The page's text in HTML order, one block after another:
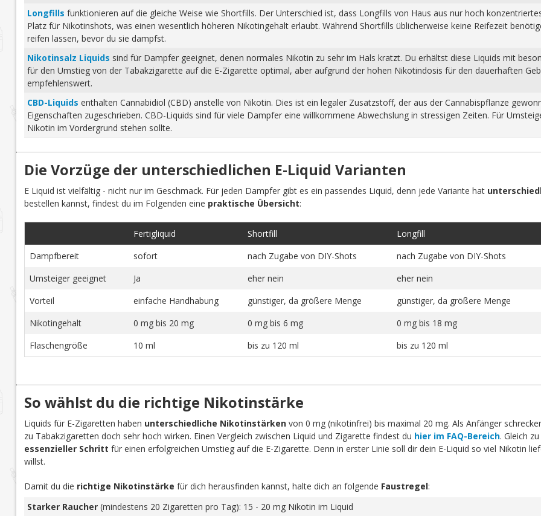
Longfills funktionieren auf die gleiche Weise wie Shortfills. Der Unterschied ist, dass Longfills von Haus aus nur hoch
Platz für Nikotinshots, was einen wesentlich höheren Nikotingehalt erlaubt. Während Shortfills üblicherweise keine Reifezeit
reifen lassen, bevor du sie dampfst.
Nikotinsalz Liquids sind für Dampfer geeignet, denen normales Nikotin zu sehr im Hals kratzt. Du erhältst diese Liquids mit
für den Umstieg von der Tabakzigarette auf die E-Zigarette optimal, aber aufgrund der hohen Nikotindosis für den dauerhaften
empfehlenswert.
CBD-Liquids enthalten Cannabidiol (CBD) anstelle von Nikotin. Dies ist ein legaler Zusatzstoff, der aus der Cannabispflanze
Eigenschaften zugeschrieben. CBD-Liquids sind für viele Dampfer eine willkommene Abwechslung in stressigen Zeiten. Für
Nikotin im Vordergrund stehen sollte.
Die Vorzüge der unterschiedlichen E-Liquid Varianten
E Liquid ist vielfältig - nicht nur im Geschmack. Für jeden Dampfer gibt es ein passendes Liquid, denn jede Variante hat
bestellen kannst, findest du im Folgenden eine praktische Übersicht:
Fertigliquid Shortfill Longfill
Dampfbereit
sofort nach Zugabe von DIY-Shots nach Zugabe von DIY-Shots
Umsteiger geeignet
Ja eher nein eher nein
Vorteil
einfache Handhabung günstiger, da größere Menge günstiger, da größere Menge
Nikotingehalt
0 mg bis 20 mg 0 mg bis 6 mg 0 mg bis 18 mg
Flaschengröße
10 ml bis zu 120 ml bis zu 120 ml
So wählst du die richtige Nikotinstärke
Liquids für E-Zigaretten haben unterschiedliche Nikotinstärkenvon 0 mg (nikotinfrei) bis maximal 20 mg. Als Anfänger
zu Tabakzigaretten doch sehr hoch wirken. Einen Vergleich zwischen Liquid und Zigarette findest du hier im FAQ-Bereich. Gleich
essenzieller Schritt für einen erfolgreichen Umstieg auf die E-Zigarette. Denn in erster Linie soll dir dein E-Liquid so viel Nikotin
willst.
Damit du die richtige Nikotinstärke für dich herausfinden kannst, halte dich an folgende Faustregel:
Starker Raucher(mindestens 20 Zigaretten pro Tag): 15 - 20 mg Nikotin im Liquid